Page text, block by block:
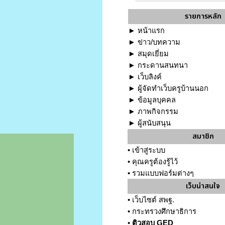
รายการหลัก
► หน้าแรก
► ข่าว/บทความ
► สมุดเยี่ยม
► กระดานสนทนา
► เว็บลิงค์
► ผู้จัดทำเว็บครูบ้านนอก
► ข้อมูลบุคคล
► ภาพกิจกรรม
► ผู้สนับสนุน
สมาชิก
• เข้าสู่ระบบ
• คุณครูต้องรู้ไว้
• รวมแบบฟอร์มต่างๆ
เว็บน่าสนใจ
• เว็บไซต์ สพฐ.
• กระทรวงศึกษาธิการ
• ติวสอบ GED